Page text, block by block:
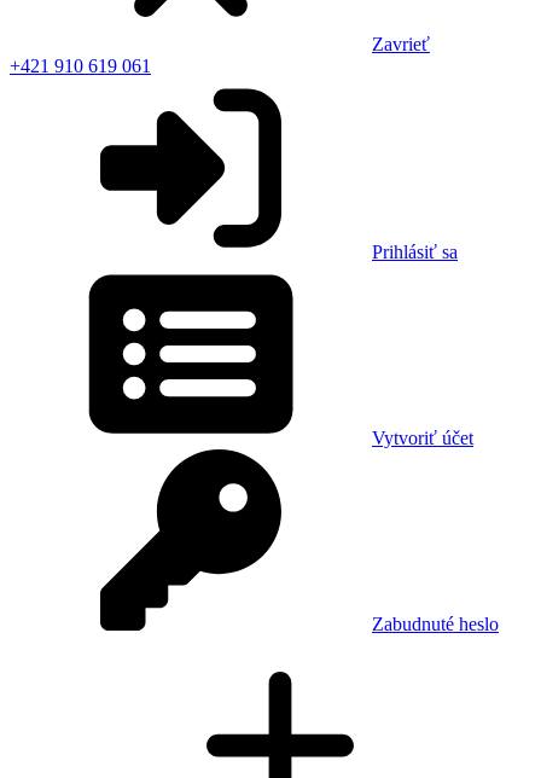
Zavrieť
+421 910 619 061
Prihlásiť sa
Vytvoriť účet
Zabudnuté heslo